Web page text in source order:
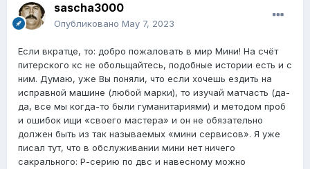
sascha3000
Опубликовано May 7, 2023
Если вкратце, то: добро пожаловать в мир Мини! На счёт
питерского кс не обольщайтесь, подобные истории есть и с
ним. Думаю, уже Вы поняли, что если хочешь ездить на
исправной машине (любой марки), то изучай матчасть (да-
да, все мы когда-то были гуманитариями) и методом проб
и ошибок ищи «своего мастера» и он не обязательно
должен быть из так называемых «мини сервисов». Я уже
писал тут, что в обслуживании мини нет ничего
сакрального: Р-серию по двс и навесному можно